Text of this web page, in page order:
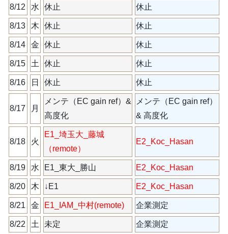
8/12 水 休止 休止
8/13 木 休止 休止
8/14 金 休止 休止
8/15 土 休止 休止
8/16 日 休止 休止
8/17 月
メンテ（EC gain ref）&
高度化
メンテ（EC gain ref）
& 高度化
8/18 火
E1_埼玉大_藤城
（remote）
E2_Koc_Hasan
8/19 水 E1_東大_勝山 E2_Koc_Hasan
8/20 木 ↓E1 E2_Koc_Hasan
8/21 金 E1_IAM_中村(remote) 企業測定
8/22 土 未定 企業測定